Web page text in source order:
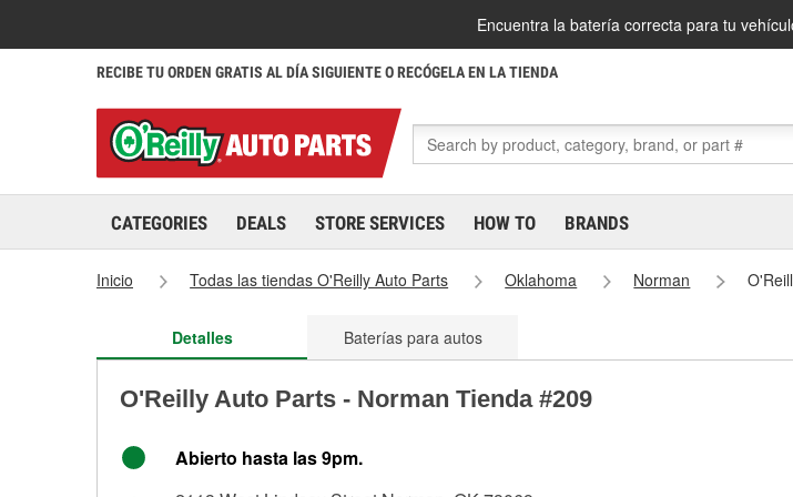
Encuentra la batería correcta para tu
RECIBE TU ORDEN GRATIS AL DÍA SIGUIENTE O RECÓGELA EN LA TIENDA
CATEGORIES DEALS STORE SERVICES HOW TO BRANDS
Inicio Todas las tiendas O'Reilly Auto Parts Oklahoma Norman
Detalles Baterías para autos
O'Reilly Auto Parts - Norman Tienda #209
Abierto hasta las 9pm.